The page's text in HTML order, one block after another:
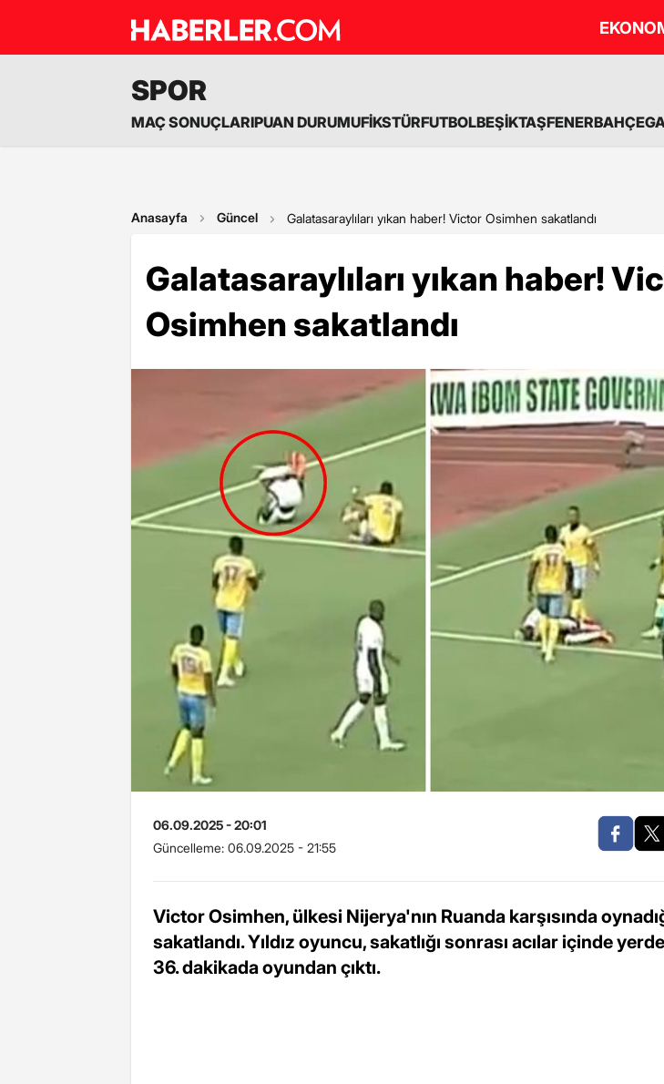
SPOR
MAÇ SONUÇLARIPUAN DURUMUFİKSTÜRFUTBOLBEŞİKTAŞFENERBAHÇE
Anasayfa Güncel Galatasaraylıları yıkan haber! Victor Osimhen sakatlandı
Galatasaraylıları yıkan haber!
Osimhen sakatlandı
06.09.2025 - 20:01
Güncelleme: 06.09.2025 - 21:55
Victor Osimhen, ülkesi Nijerya'nın Ruanda karşısında
sakatlandı. Yıldız oyuncu, sakatlığı sonrası acılar içinde
36. dakikada oyundan çıktı.